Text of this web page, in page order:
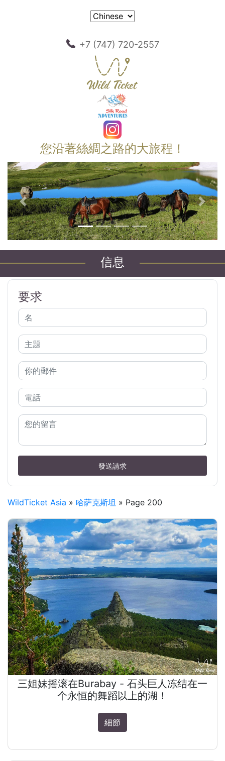
+7 (747) 720-2557
您沿著絲綢之路的大旅程！
以前的 下一個
信息
要求
發送請求
WildTicket Asia » 哈萨克斯坦 » Page 200
三姐妹摇滚在Burabay - 石头巨人冻结在一
个永恒的舞蹈以上的湖！
細節